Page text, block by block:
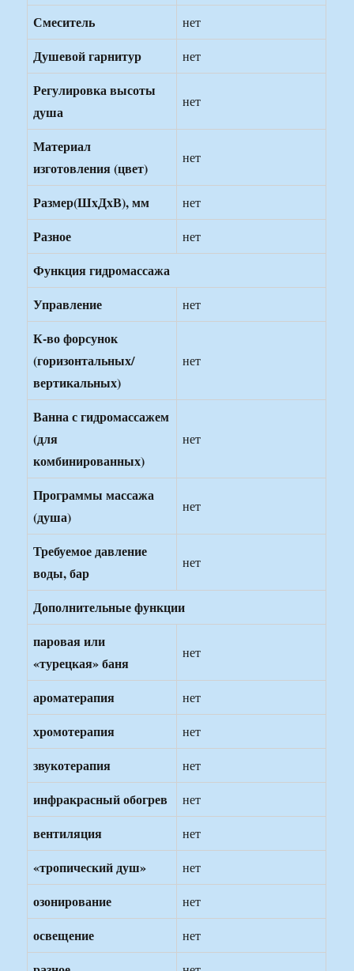
Смеситель нет
Душевой гарнитур нет
Регулировка высоты
душа
нет
Материал
изготовления (цвет)
нет
Размер(ШxДxВ), мм нет
Разное нет
Функция гидромассажа
Управление
нет
К-во форсунок
(горизонтальных/
вертикальных)
нет
Ванна с гидромассажем
(для
комбинированных)
нет
Программы массажа
(душа)
нет
Требуемое давление
воды, бар
нет
Дополнительные функции
паровая или
«турецкая» баня
нет
ароматерапия нет
хромотерапия нет
звукотерапия нет
инфракрасный обогрев нет
вентиляция нет
«тропический душ» нет
озонирование нет
освещение нет